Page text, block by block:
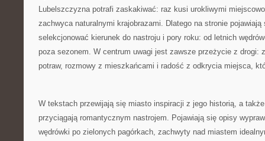
Lubelszczyzna potrafi zaskakiwać: raz kusi urokliwymi
zachwyca naturalnymi krajobrazami. Dlatego na stronie
selekcjonować kierunek do nastroju i pory roku: od letnich
poza sezonem. W centrum uwagi jest zawsze przeżycie z drogi:
potraw, rozmowy z mieszkańcami i radość z odkrycia miejsca,
W tekstach przewijają się miasto inspiracji z jego historią, a
przyciągają romantycznym nastrojem. Pojawiają się opisy
wędrówki po zielonych pagórkach, zachwyty nad miastem